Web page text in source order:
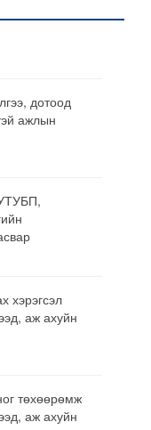
дотоод
ажлын
хэрэгсэл
аж ахуйн
төхөөрөмж
аж ахуйн